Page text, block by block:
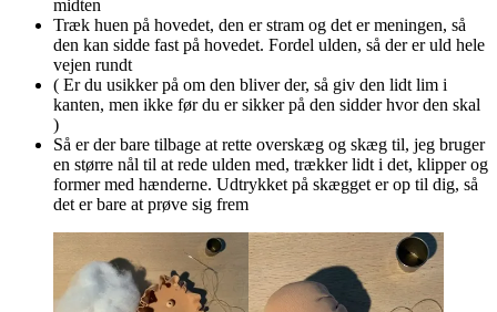
midten
Træk huen på hovedet, den er stram og det er meningen, så
den kan sidde fast på hovedet. Fordel ulden, så der er uld hele
vejen rundt
( Er du usikker på om den bliver der, så giv den lidt lim i
kanten, men ikke før du er sikker på den sidder hvor den skal
)
Så er der bare tilbage at rette overskæg og skæg til, jeg bruger
en større nål til at rede ulden med, trækker lidt i det, klipper og
former med hænderne. Udtrykket på skægget er op til dig, så
det er bare at prøve sig frem